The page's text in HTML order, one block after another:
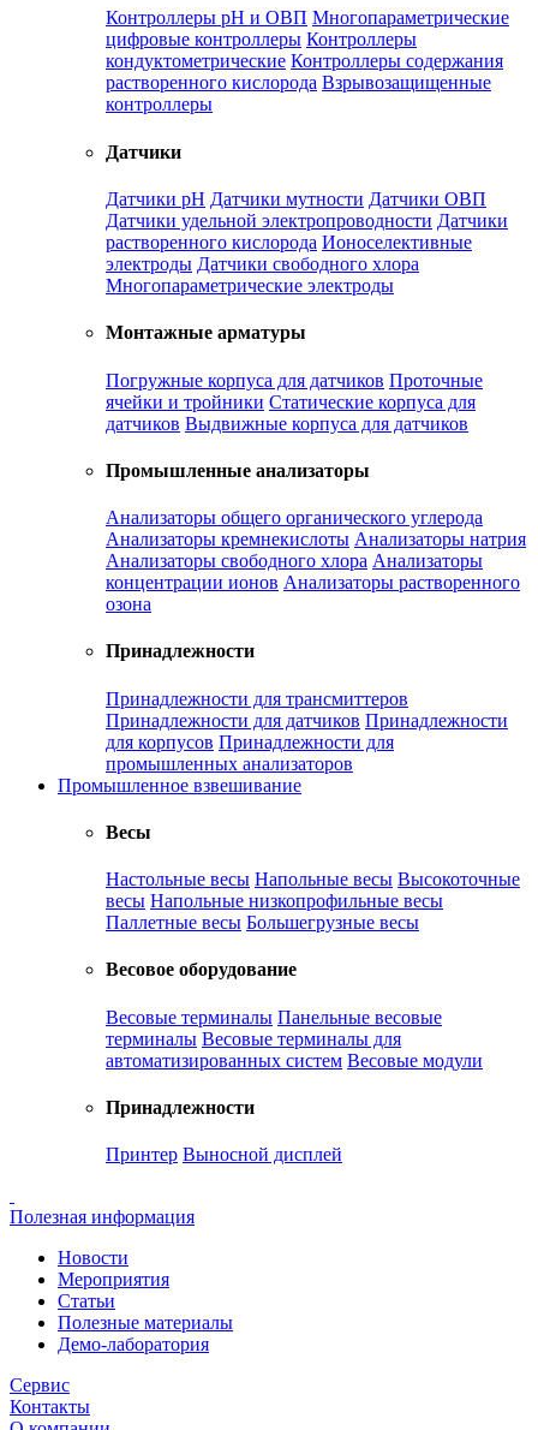
Контроллеры рН и ОВП Многопараметрические
цифровые контроллеры Контроллеры
кондуктометрические Контроллеры содержания
растворенного кислорода Взрывозащищенные
контроллеры
Датчики
Датчики рН Датчики мутности Датчики ОВП
Датчики удельной электропроводности Датчики
растворенного кислорода Ионоселективные
электроды Датчики свободного хлора
Многопараметрические электроды
Монтажные арматуры
Погружные корпуса для датчиков Проточные
ячейки и тройники Статические корпуса для
датчиков Выдвижные корпуса для датчиков
Промышленные анализаторы
Анализаторы общего органического углерода
Анализаторы кремнекислоты Анализаторы натрия
Анализаторы свободного хлора Анализаторы
концентрации ионов Анализаторы растворенного
озона
Принадлежности
Принадлежности для трансмиттеров
Принадлежности для датчиков Принадлежности
для корпусов Принадлежности для
промышленных анализаторов
Промышленное взвешивание
Весы
Настольные весы Напольные весы Высокоточные
весы Напольные низкопрофильные весы
Паллетные весы Большегрузные весы
Весовое оборудование
Весовые терминалы Панельные весовые
терминалы Весовые терминалы для
автоматизированных систем Весовые модули
Принадлежности
Принтер Выносной дисплей
Полезная информация
Новости
Мероприятия
Статьи
Полезные материалы
Демо-лаборатория
Сервис
Контакты